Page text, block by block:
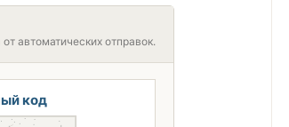
автоматических отправок.
код